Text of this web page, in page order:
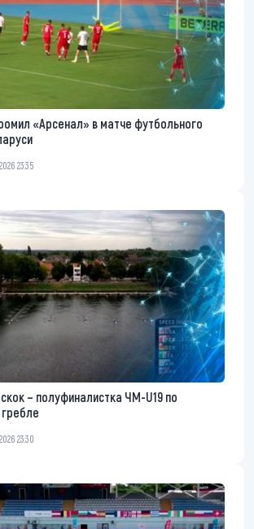
«Арсенал» в матче футбольного
23:35
– полуфиналистка ЧМ-U19 по
23:30